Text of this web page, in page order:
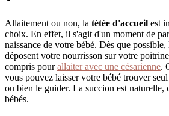
Allaitement ou non, la tétée d'accueil est
choix. En effet, il s'agit d'un moment de
naissance de votre bébé. Dès que possible,
déposent votre nourrisson sur votre
compris pourallaiter avec une césarienne.
vous pouvez laisser votre bébé trouver
ou bien le guider. La succion est naturelle,
bébés.